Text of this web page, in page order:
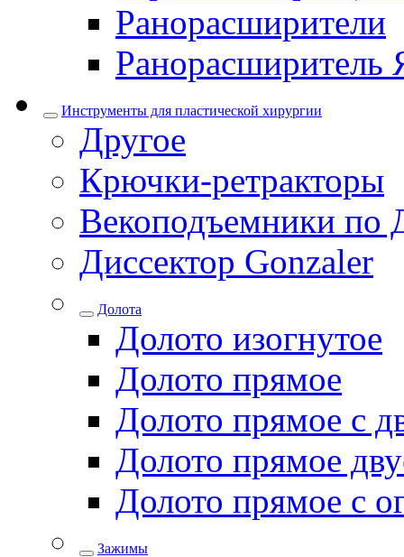
Ранорасширители
Ранорасширитель
Инструменты для пластической хирургии
Другое
Крючки-ретракторы
Векоподъемники по
Диссектор Gonzaler
Долота
Долото изогнутое
Долото прямое
Долото прямое с
Долото прямое
Долото прямое с
Зажимы